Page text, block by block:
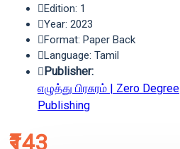
₹143
Edition: 1
Year: 2023
Format: Paper Back
Language: Tamil
Publisher:
எழுத்து பிரசுரம் | Zero Degree
Publishing